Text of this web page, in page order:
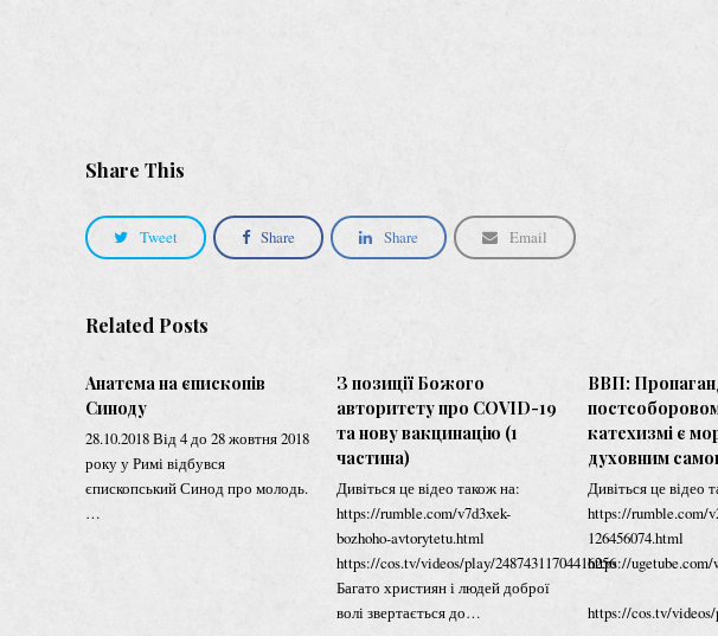
Share This
Tweet Share Share Email
Related Posts
Анатема на єпископів
Синоду
28.10.2018 Від 4 до 28 жовтня 2018
року у Римі відбувся
єпископський Синод про молодь.
…
З позиції Божого
авторитету про СOVID-19
та нову вакцинацію (1
частина)
Дивіться це відео також на:
https://rumble.com/v7d3xek-
bozhoho-avtorytetu.html
https://cos.tv/videos/play/24874311704416256
Багато християн і людей доброї
волі звертається до…
ВВП:
катехизмі є
духовним
Дивіться це відео
https://rumble.com/
126456074.html
https://
https://cos.tv/videos/